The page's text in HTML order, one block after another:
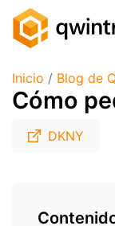
Inicio / Blog de
Cómo
DKNY